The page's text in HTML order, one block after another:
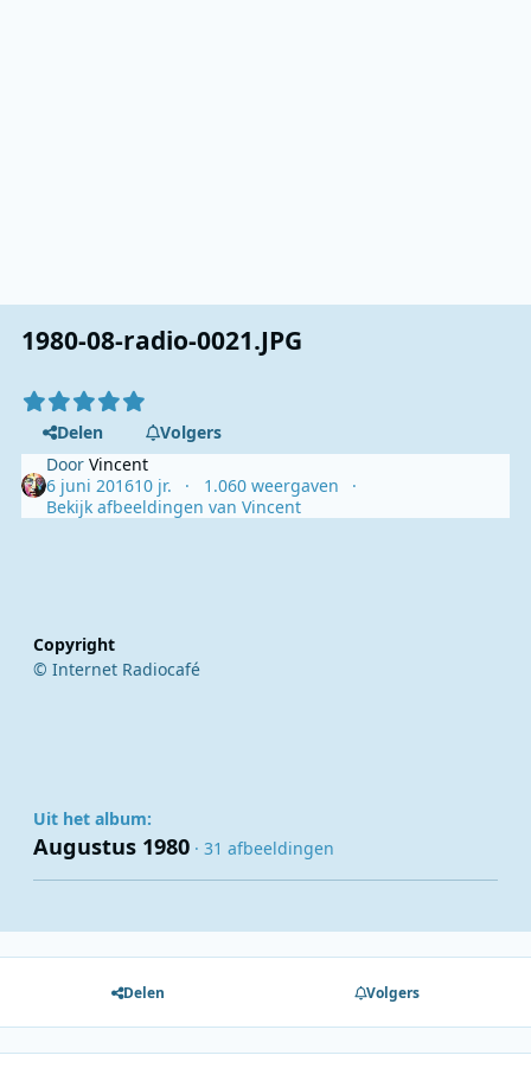
1980-08-radio-0021.JPG
Delen
Volgers
DoorVincent
6 juni 201610 jr.
1.060 weergaven
Bekijk afbeeldingen van Vincent
Copyright
© Internet Radiocafé
Uit het album:
Augustus 1980 · 31 afbeeldingen
Delen Volgers